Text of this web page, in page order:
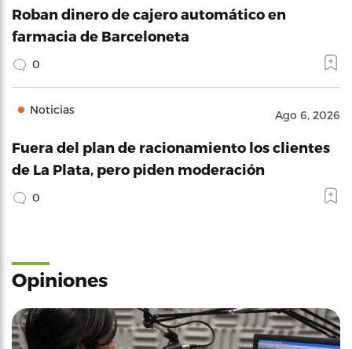
Roban dinero de cajero automático en
farmacia de Barceloneta
0
Noticias Ago 6, 2026
Fuera del plan de racionamiento los clientes
de La Plata, pero piden moderación
0
Opiniones